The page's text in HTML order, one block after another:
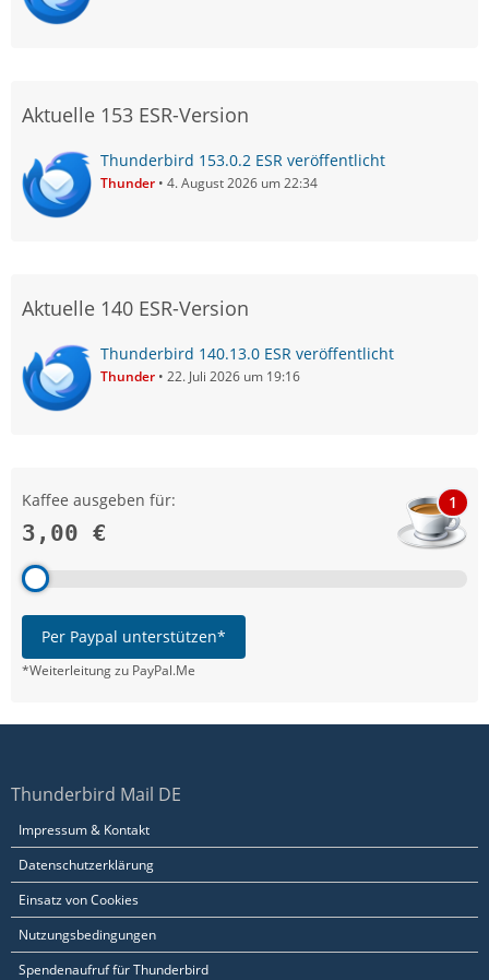
Aktuelle 153 ESR-Version
Thunderbird 153.0.2 ESR veröffentlicht
Thunder 4. August 2026 um 22:34
Aktuelle 140 ESR-Version
Thunderbird 140.13.0 ESR veröffentlicht
Thunder 22. Juli 2026 um 19:16
Kaffee ausgeben für:
3,00 €
1
Per Paypal unterstützen*
*Weiterleitung zu PayPal.Me
Thunderbird Mail DE
Impressum & Kontakt
Datenschutzerklärung
Einsatz von Cookies
Nutzungsbedingungen
Spendenaufruf für Thunderbird